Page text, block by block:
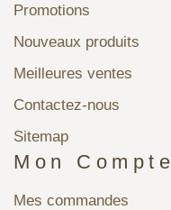
Promotions
Nouveaux produits
Meilleures ventes
Contactez-nous
Sitemap
Mon Compte
Mes commandes